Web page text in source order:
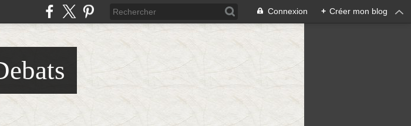
Connexion + Créer mon blog